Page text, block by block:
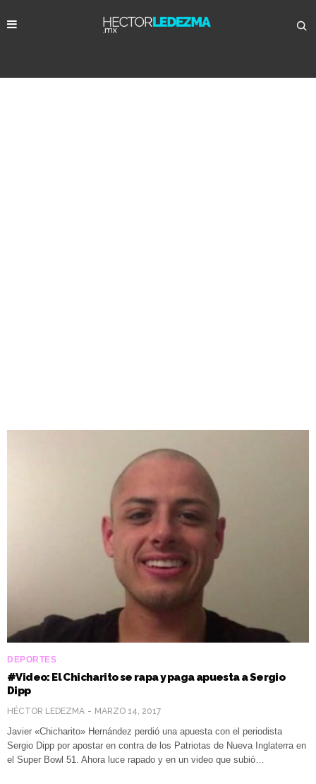
DEPORTES
#Video: El Chicharito se rapa y paga apuesta a Sergio
Dipp
HÉCTOR LEDEZMA MARZO 14, 2017
Javier «Chicharito» Hernández perdió una apuesta con el periodista
Sergio Dipp por apostar en contra de los Patriotas de Nueva Inglaterra en
el Super Bowl 51. Ahora luce rapado y en un video que subió…